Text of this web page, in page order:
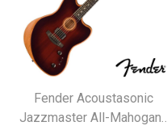
Fender Acoustasonic
Jazzmaster All-Mahogany